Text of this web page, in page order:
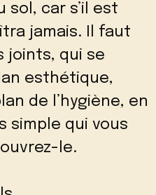
sol, car s’il est
jamais. Il faut
joints, qui se
esthétique,
de l’hygiène, en
simple qui vous
le.